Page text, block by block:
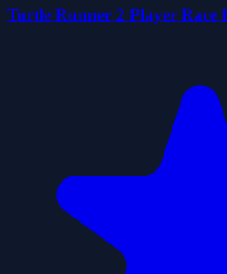
Turtle Runner 2 Player Race